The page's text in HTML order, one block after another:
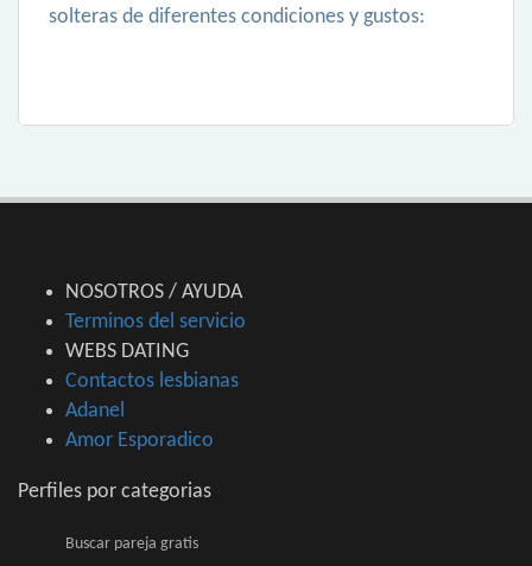
solteras de diferentes condiciones y gustos:
NOSOTROS / AYUDA
Terminos del servicio
WEBS DATING
Contactos lesbianas
Adanel
Amor Esporadico
Perfiles por categorias
Buscar pareja gratis